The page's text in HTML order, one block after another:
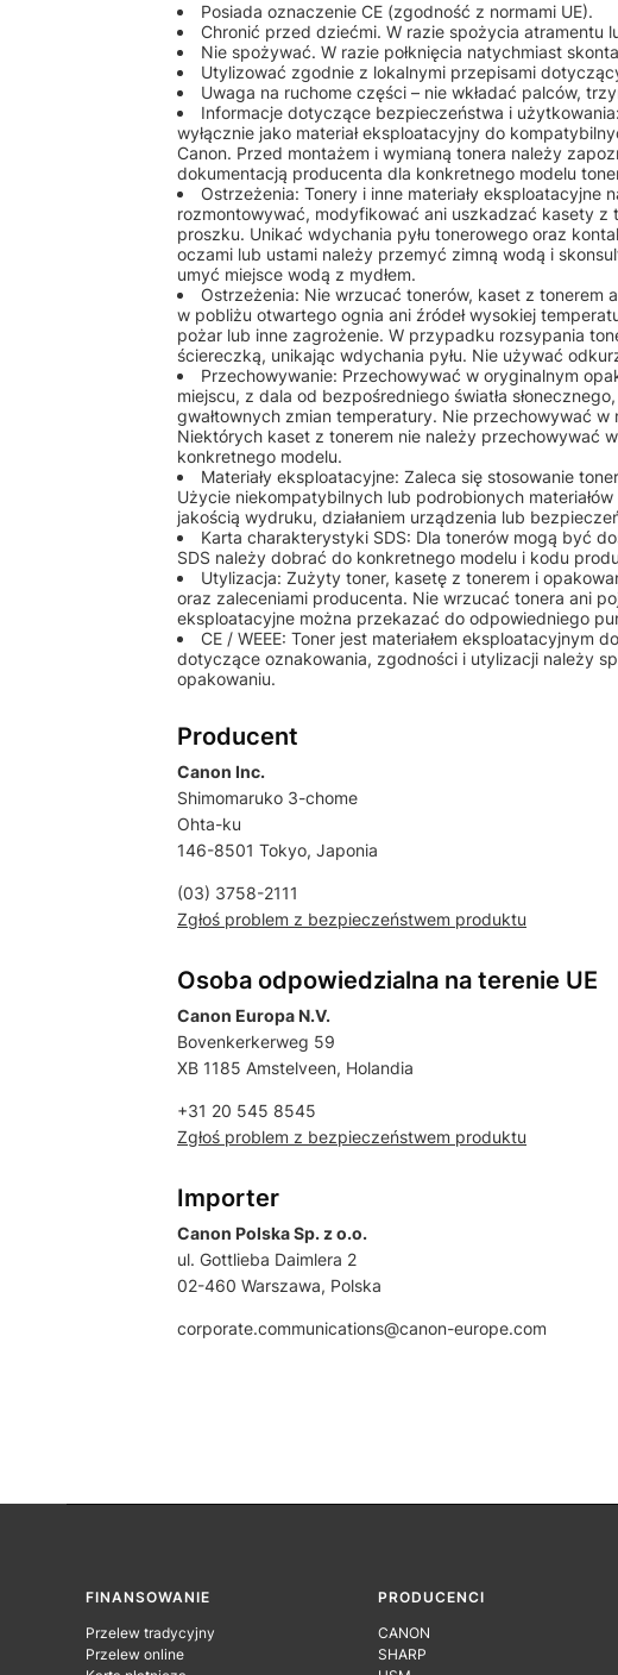
Posiada oznaczenie CE (zgodność z normami UE).
Chronić przed dziećmi. W razie spożycia atramentu
Nie spożywać. W razie połknięcia natychmiast
Utylizować zgodnie z lokalnymi przepisami
Uwaga na ruchome części – nie wkładać palców,
Informacje dotyczące bezpieczeństwa i
wyłącznie jako materiał eksploatacyjny do
Canon. Przed montażem i wymianą tonera należy
dokumentacją producenta dla konkretnego modelu
Ostrzeżenia: Tonery i inne materiały
rozmontowywać, modyfikować ani uszkadzać kasety
proszku. Unikać wdychania pyłu tonerowego oraz
oczami lub ustami należy przemyć zimną wodą i
umyć miejsce wodą z mydłem.
Ostrzeżenia: Nie wrzucać tonerów, kaset z tonerem
w pobliżu otwartego ognia ani źródeł wysokiej
pożar lub inne zagrożenie. W przypadku rozsypania
ściereczką, unikając wdychania pyłu. Nie używać
Przechowywanie: Przechowywać w oryginalnym
miejscu, z dala od bezpośredniego światła
gwałtownych zmian temperatury. Nie przechowywać
Niektórych kaset z tonerem nie należy przechowywać
konkretnego modelu.
Materiały eksploatacyjne: Zaleca się stosowanie
Użycie niekompatybilnych lub podrobionych
jakością wydruku, działaniem urządzenia lub
Karta charakterystyki SDS: Dla tonerów mogą być
SDS należy dobrać do konkretnego modelu i kodu
Utylizacja: Zużyty toner, kasetę z tonerem i
oraz zaleceniami producenta. Nie wrzucać tonera ani
eksploatacyjne można przekazać do odpowiedniego
CE / WEEE: Toner jest materiałem eksploatacyjnym
dotyczące oznakowania, zgodności i utylizacji należy
opakowaniu.
Producent
Canon Inc.
Shimomaruko 3-chome
Ohta-ku
146-8501 Tokyo, Japonia
(03) 3758-2111
Zgłoś problem z bezpieczeństwem produktu
Osoba odpowiedzialna na terenie UE
Canon Europa N.V.
Bovenkerkerweg 59
XB 1185 Amstelveen, Holandia
+31 20 545 8545
Zgłoś problem z bezpieczeństwem produktu
Importer
Canon Polska Sp. z o.o.
ul. Gottlieba Daimlera 2
02-460 Warszawa, Polska
corporate.communications@canon-europe.com
Linki w stopce
FINANSOWANIE
Przelew tradycyjny
Przelew online
PRODUCENCI
CANON
SHARP